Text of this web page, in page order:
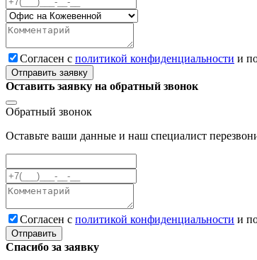
Cогласен с политикой конфиденциальности и
Отправить заявку
Оставить заявку на обратный звонок
Обратный звонок
Оставьте ваши данные и наш специалист
Cогласен с политикой конфиденциальности и
Отправить
Спасибо за заявку